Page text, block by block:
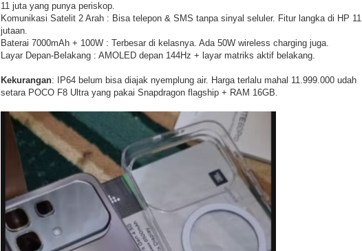
11 juta yang punya periskop.
Komunikasi Satelit 2 Arah : Bisa telepon & SMS tanpa sinyal seluler. Fitur langka di HP 11
jutaan.
Baterai 7000mAh + 100W : Terbesar di kelasnya. Ada 50W wireless charging juga.
Layar Depan-Belakang : AMOLED depan 144Hz + layar matriks aktif belakang.
Kekurangan: IP64 belum bisa diajak nyemplung air. Harga terlalu mahal 11.999.000 udah
setara POCO F8 Ultra yang pakai Snapdragon flagship + RAM 16GB.